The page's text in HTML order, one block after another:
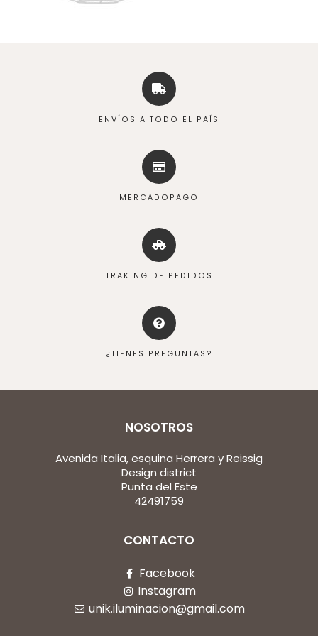
ENVÍOS A TODO EL PAÍS
MERCADOPAGO
TRAKING DE PEDIDOS
¿TIENES PREGUNTAS?
NOSOTROS
Avenida Italia, esquina Herrera y Reissig
Design district
Punta del Este
42491759
CONTACTO
Facebook
Instagram
unik.iluminacion@gmail.com